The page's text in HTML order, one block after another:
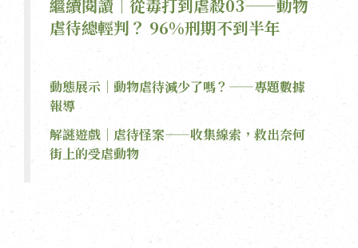
繼續閱讀｜從毒打到虐殺03——動物
虐待總輕判？ 96%刑期不到半年
動態展示｜動物虐待減少了嗎？——專題數據
報導
解謎遊戲｜虐待怪案——收集線索，救出奈何
街上的受虐動物